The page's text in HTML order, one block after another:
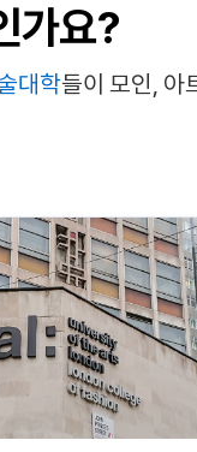
가요?
대학들이 모인, 아